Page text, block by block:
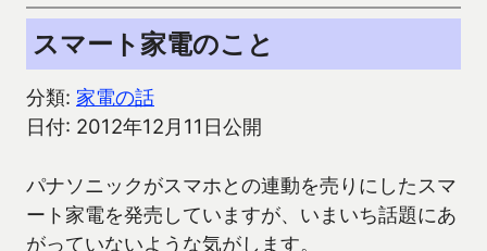
スマート家電のこと
分類: 家電の話
日付: 2012年12月11日公開
パナソニックがスマホとの連動を売りにしたスマ
ート家電を発売していますが、いまいち話題にあ
がっていないような気がします。